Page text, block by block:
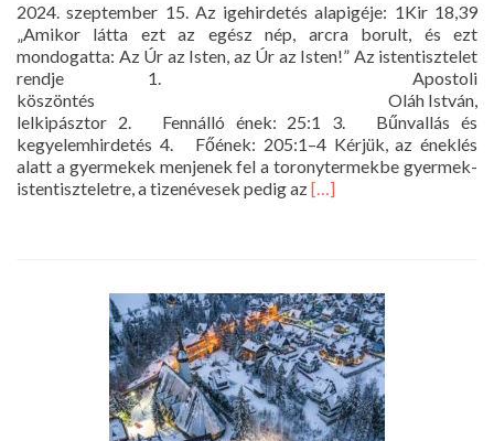
22.
10
óra
2024. szeptember 15. Az igehirdetés alapigéje: 1Kir 18,39
„Amikor látta ezt az egész nép, arcra borult, és ezt
mondogatta: Az Úr az Isten, az Úr az Isten!” Az istentisztelet
rendje 1. Apostoli
köszöntés Oláh István,
lelkipásztor 2. Fennálló ének: 25:1 3. Bűnvallás és
kegyelemhirdetés 4. Főének: 205:1–4 Kérjük, az éneklés
alatt a gyermekek menjenek fel a toronytermekbe gyermek-
istentiszteletre, a tizenévesek pedig azRead
Nagytemplomban
–
2024.
szeptember
15.
10
óra
[…]